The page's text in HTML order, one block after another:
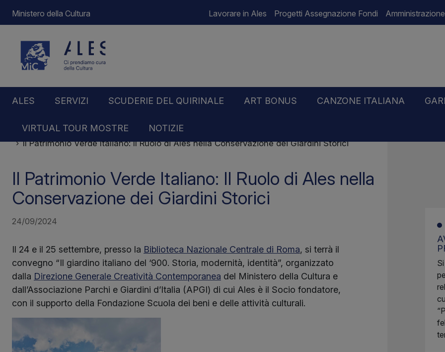
Ministero della Cultura Lavorare in Ales Progetti Assegnazione Fondi
ALES SERVIZI SCUDERIE DEL QUIRINALE ART BONUS CANZONE ITALIANA
VIRTUAL TOUR MOSTRE NOTIZIE
Home
Notizie
Il Patrimonio Verde Italiano: Il Ruolo di Ales nella Conservazione dei Giardini Storici
Il Patrimonio Verde Italiano: Il Ruolo di Ales nella
Conservazione dei Giardini Storici
24/09/2024
Il 24 e il 25 settembre, presso la Biblioteca Nazionale Centrale di Roma, si terrà il
convegno “Il giardino italiano del ‘900. Storia, modernità, identità”, organizzato
dalla Direzione Generale Creatività Contemporanea del Ministero della Cultura e
dall’Associazione Parchi e Giardini d’Italia (APGI) di cui Ales è il Socio fondatore,
con il supporto della Fondazione Scuola dei beni e delle attività culturali.